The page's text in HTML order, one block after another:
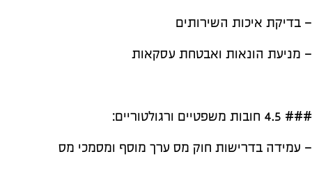
– בדיקת איכות השירותים
– מניעת הונאות ואבטחת עסקאות
### 4.5 חובות משפטיים ורגולטוריים:
– עמידה בדרישות חוק מס ערך מוסף ומסמכי מס